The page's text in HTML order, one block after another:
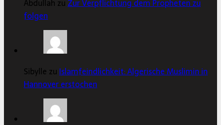
Abdullah zu Zur Verpflichtung dem Propheten zu
folgen
Sibylle zu Islamfeindlichkeit: Algerische Muslimin in
Hannover erstochen